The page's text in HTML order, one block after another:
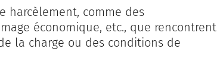
harcèlement, comme des
économique, etc., que rencontrent
la charge ou des conditions de